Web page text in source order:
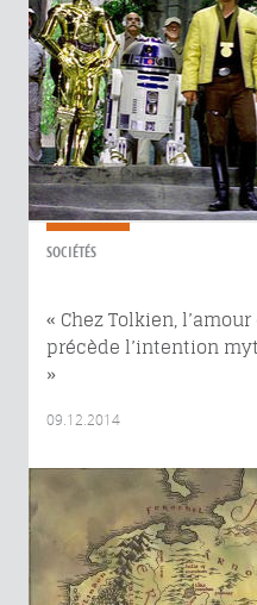
SOCIÉTÉS
« Chez Tolkien,
précède l’intention
»
09.12.2014